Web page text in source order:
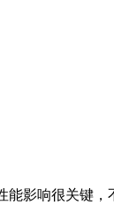
响很关键，不